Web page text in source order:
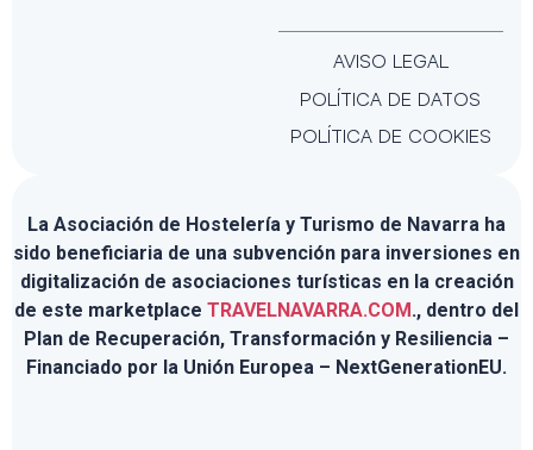
AVISO LEGAL
POLÍTICA DE DATOS
POLÍTICA DE COOKIES
La Asociación de Hostelería y Turismo de Navarra ha
sido beneficiaria de una subvención para inversiones en
digitalización de asociaciones turísticas en la creación
de este marketplace TRAVELNAVARRA.COM., dentro del
Plan de Recuperación, Transformación y Resiliencia –
Financiado por la Unión Europea – NextGenerationEU.